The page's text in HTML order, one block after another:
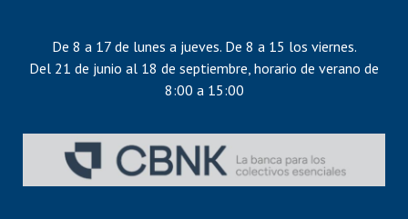
De 8 a 17 de lunes a jueves. De 8 a 15 los viernes.
Del 21 de junio al 18 de septiembre, horario de verano de
8:00 a 15:00